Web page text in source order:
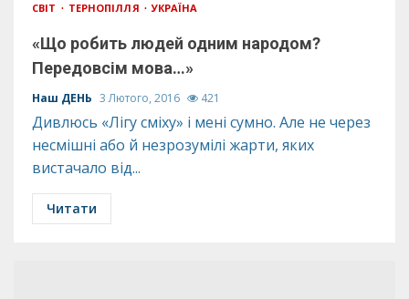
СВІТ
ТЕРНОПІЛЛЯ УКРАЇНА
«Що робить людей одним народом?
Передовсім мова…»
Наш ДЕНЬ 3 Лютого, 2016 421
Дивлюсь «Лігу сміху» і мені сумно. Але не через
несмішні або й незрозумілі жарти, яких
вистачало від...
Читати